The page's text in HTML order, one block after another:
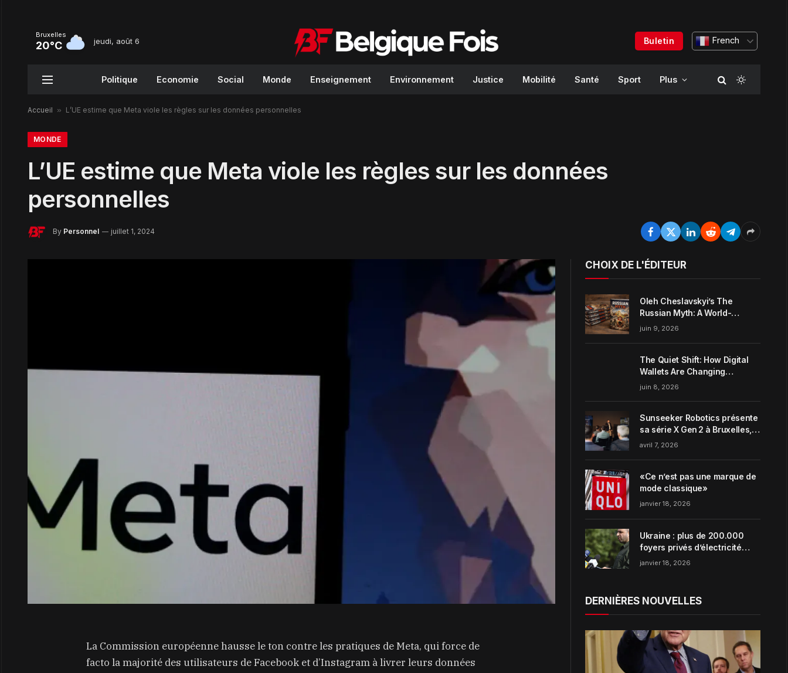
Bruxelles
20°C jeudi, août 6 Buletin French
Politique Economie Social Monde Enseignement Environnement Justice Mobilité Santé Sport Plus
Accueil » L’UE estime que Meta viole les règles sur les données personnelles
MONDE
L’UE estime que Meta viole les règles sur les données
personnelles
By Personnel juillet 1, 2024
La Commission européenne hausse le ton contre les pratiques de Meta, qui force de
facto la majorité des utilisateurs de Facebook et d’Instagram à livrer leurs données
CHOIX DE L'ÉDITEUR
Oleh Cheslavskyi’s The
Russian Myth: A World-
Systems Analysis of
juin 9, 2026
The Quiet Shift: How Digital
Wallets Are Changing
Everyday Money Habits in the
juin 8, 2026
Sunseeker Robotics présente
sa série X Gen 2 à Bruxelles,
incarnant parfaitement le
avril 7, 2026
«Ce n’est pas une marque de
mode classique»
janvier 18, 2026
Ukraine : plus de 200.000
foyers privés d’électricité
dans la région de Zaporijjia
janvier 18, 2026
DERNIÈRES NOUVELLES